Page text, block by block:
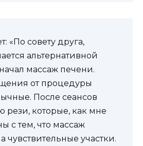
«По совету друга,
альтернативной
массаж печени.
от процедуры
После сеансов
рези, которые, как мне
с тем, что массаж
чувствительные участки.